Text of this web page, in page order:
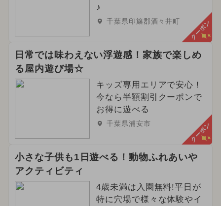
♪
千葉県印旛郡酒々井町 クーポン
日常では味わえない浮遊感！家族で楽しめ
る屋内遊び場☆
キッズ専用エリアで安心！
今なら半額割引クーポンで
お得に遊べる
千葉県浦安市 クーポン
小さな子供も1日遊べる！動物ふれあいや
アクティビティ
4歳未満は入園無料!平日が
特に穴場で様々な体験やイ